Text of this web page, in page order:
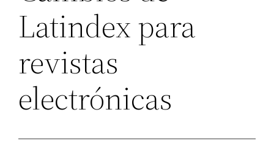
Latindex para
revistas
electrónicas